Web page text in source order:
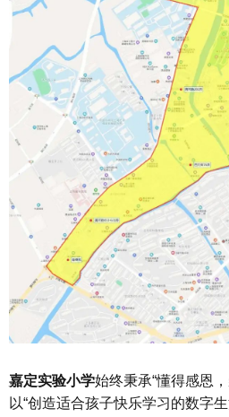
嘉定实验小学始终秉承“懂得感恩
以“创造适合孩子快乐学习的数字